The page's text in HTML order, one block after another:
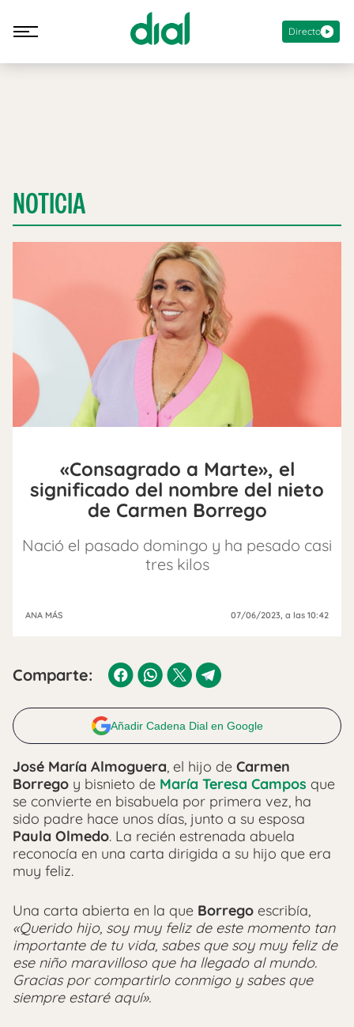
Directo
NOTICIA
«Consagrado a Marte», el
significado del nombre del nieto
de Carmen Borrego
Nació el pasado domingo y ha pesado casi
tres kilos
ANA MÁS 07/06/2023, a las 10:42
Comparte:
Añadir Cadena Dial en Google
José María Almoguera, el hijo de Carmen
Borrego y bisnieto de María Teresa Campos que
se convierte en bisabuela por primera vez, ha
sido padre hace unos días, junto a su esposa
Paula Olmedo. La recién estrenada abuela
reconocía en una carta dirigida a su hijo que era
muy feliz.
Una carta abierta en la que Borrego escribía,
«Querido hijo, soy muy feliz de este momento tan
importante de tu vida, sabes que soy muy feliz de
ese niño maravilloso que ha llegado al mundo.
Gracias por compartirlo conmigo y sabes que
siempre estaré aquí».